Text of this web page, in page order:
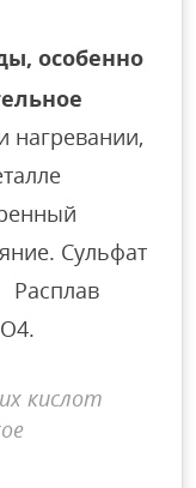
особенно
нагревании,
Сульфат
Расплав
кислот